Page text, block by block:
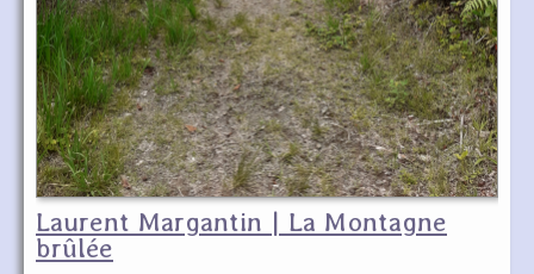
Laurent Margantin | La Montagne
brûlée